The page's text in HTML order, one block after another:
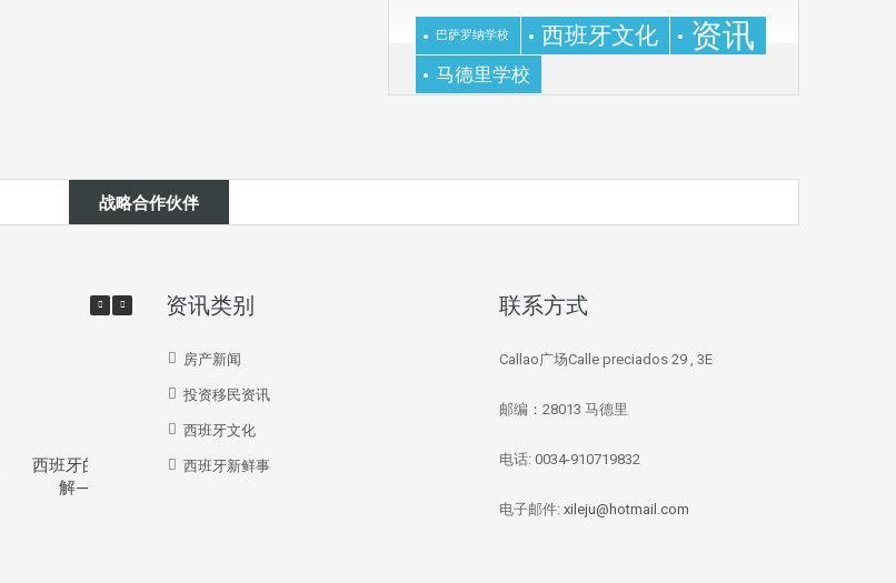
巴萨罗纳学校 西班牙文化 资讯
马德里学校
战略合作伙伴
西班牙的教育体系详
解—干货分享
西班牙华人牛在哪
华媒：西班牙投资移
总量居榜首
【独家新闻/投资资
房价刷新记录：跌幅
资讯类别
房产新闻
投资移民资讯
西班牙文化
西班牙新鲜事
联系方式
Callao广场Calle preciados 29 , 3E
邮编：28013 马德里
电话: 0034-910719832
电子邮件: xileju@hotmail.com